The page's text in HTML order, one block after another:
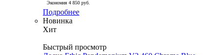
Экономия 4 850 руб.
Подробнее
Новинка
Хит
Быстрый просмотр